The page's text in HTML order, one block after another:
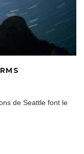
de Seattle font le